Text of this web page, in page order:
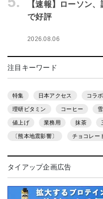
【速報】ローソン
で好評
2026.08.06
注目キーワード
特集 日本アクセス コラボ
理研ビタミン コーヒー
値上げ 業務用 抹茶
〔熊本地震影響〕 チョコレー
タイアップ企画広告